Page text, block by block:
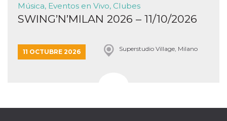
Música, Eventos en Vivo, Clubes
SWING’N’MILAN 2026 – 11/10/2026
11 OCTUBRE 2026 Superstudio Village, Milano